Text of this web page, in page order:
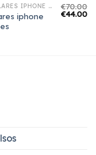
AURICULARES IPHONE ORIGINALES
iphone
€70.00
€44.00